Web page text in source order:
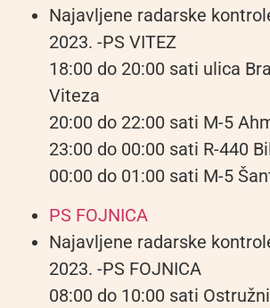
Najavljene radarske
2023. -PS VITEZ
18:00 do 20:00 sati ulica
Viteza
20:00 do 22:00 sati M-5
23:00 do 00:00 sati R-440
00:00 do 01:00 sati M-5
PS FOJNICA
Najavljene radarske
2023. -PS FOJNICA
08:00 do 10:00 sati